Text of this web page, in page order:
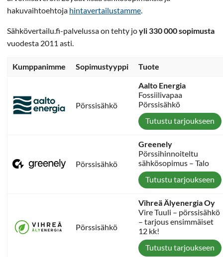
hakuvaihtoehtoja hintavertailustamme
Sähkövertailu.fi-palvelussa on tehty joyli 330 000 sopimusta
vuodesta 2011 asti.
Kumppanimme Sopimustyyppi Tuote
Pörssisähkö
Aalto Energia
Fossiilivapaa
Pörssisähkö
Tutustu tarjoukseen
Pörssisähkö
Greenely
Pörssihinnoiteltu
sähkösopimus – Talo
Tutustu tarjoukseen
Pörssisähkö
Vihreä Älyenergia Oy
Vire Tuuli – pörssisähkö
– tarjous ensimmäiset
12 kk!
Tutustu tarjoukseen